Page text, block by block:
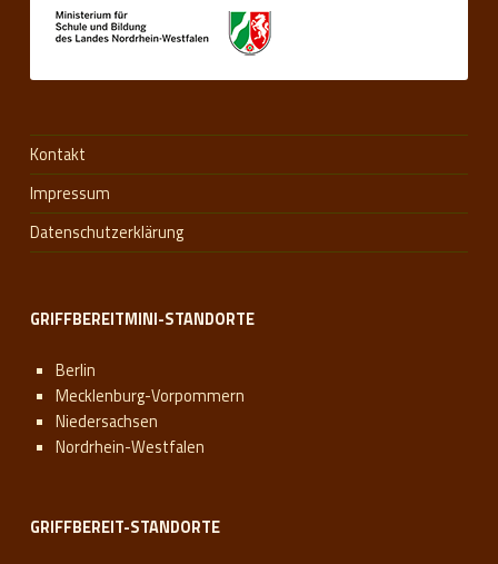
Kontakt
Impressum
Datenschutzerklärung
GRIFFBEREITMINI-STANDORTE
Berlin
Mecklenburg-Vorpommern
Niedersachsen
Nordrhein-Westfalen
GRIFFBEREIT-STANDORTE